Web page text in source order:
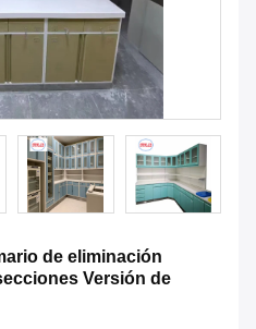
de eliminación
Versión de